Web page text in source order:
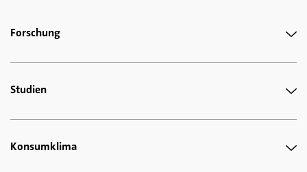
Forschung
Studien
Konsumklima